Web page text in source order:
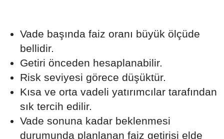
Vade başında faiz oranı büyük ölçüde
bellidir.
Getiri önceden hesaplanabilir.
Risk seviyesi görece düşüktür.
Kısa ve orta vadeli yatırımcılar tarafından
sık tercih edilir.
Vade sonuna kadar beklenmesi
durumunda planlanan faiz getirisi elde